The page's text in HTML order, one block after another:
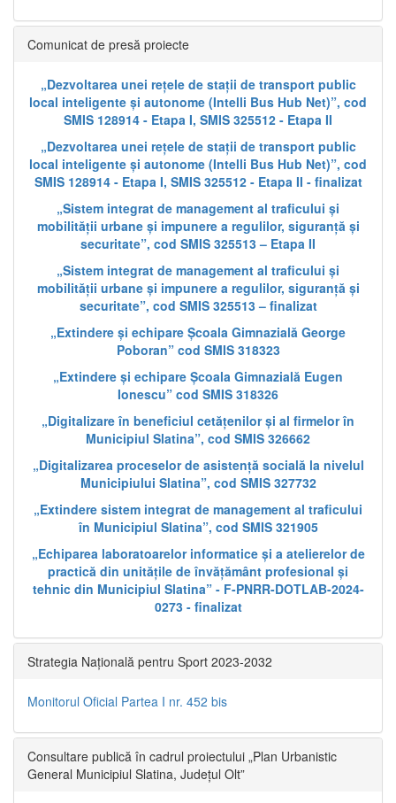
Comunicat de presă proiecte
„Dezvoltarea unei rețele de stații de transport public
local inteligente și autonome (Intelli Bus Hub Net)”, cod
SMIS 128914 - Etapa I, SMIS 325512 - Etapa II
„Dezvoltarea unei rețele de stații de transport public
local inteligente și autonome (Intelli Bus Hub Net)”, cod
SMIS 128914 - Etapa I, SMIS 325512 - Etapa II - finalizat
„Sistem integrat de management al traficului și
mobilității urbane și impunere a regulilor, siguranță și
securitate”, cod SMIS 325513 – Etapa II
„Sistem integrat de management al traficului și
mobilității urbane și impunere a regulilor, siguranță și
securitate”, cod SMIS 325513 – finalizat
„Extindere și echipare Școala Gimnazială George
Poboran” cod SMIS 318323
„Extindere și echipare Școala Gimnazială Eugen
Ionescu” cod SMIS 318326
„Digitalizare în beneficiul cetățenilor și al firmelor în
Municipiul Slatina”, cod SMIS 326662
„Digitalizarea proceselor de asistență socială la nivelul
Municipiului Slatina”, cod SMIS 327732
„Extindere sistem integrat de management al traficului
în Municipiul Slatina”, cod SMIS 321905
„Echiparea laboratoarelor informatice și a atelierelor de
practică din unitățile de învățământ profesional și
tehnic din Municipiul Slatina” - F-PNRR-DOTLAB-2024-
0273 - finalizat
Strategia Națională pentru Sport 2023-2032
Monitorul Oficial Partea I nr. 452 bis
Consultare publică în cadrul proiectului „Plan Urbanistic
General Municipiul Slatina, Județul Olt”